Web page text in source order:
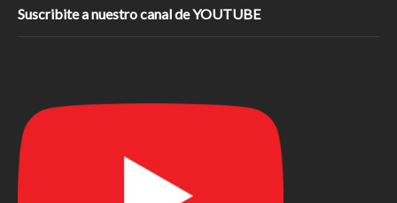
Suscribite a nuestro canal de YOUTUBE